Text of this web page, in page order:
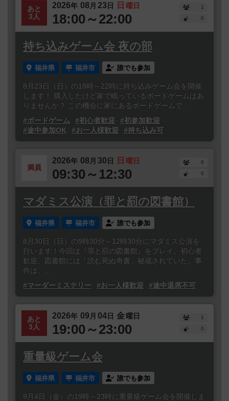
あと
3人
2026年 08 月 23日 日 曜日
18:00～22:00
1
0
持ち込みゲーム会 夜の部
福井県 福井市 誰でも参加
8月23日（日）の18時～22時に持ち込みゲーム会を開催
します！ 購入したけど家で眠っているボードゲームはあ
りませんか？ この機会に家にあるボードゲームで...
#ボードゲーム
#初心者歓迎
#初参加歓迎
#途中参加OK
#お一人様歓迎 #持ち込み可
満員
2026年 08 月 30日 日 曜日
09:30～12:30
6
0
マダミス公演（罪と罰の図書館）
福井県 福井市 誰でも参加
8月30日（日）の9時30分～12時30分にマダミス公演を
行います！今回は『罪と罰の図書館』をプレイ。初心者
歓迎。図書館には「読む死ぬ奇書」秘蔵されていた。事
件は、...
#マーダーミステリー
#お一人様歓迎 #途中退席不可
あと
3人
2026年 09 月 04日 金曜日
19:00～23:00
1
0
重量級ゲーム会
福井県 福井市 誰でも参加
9月4日（金）の19時～23時に重量級ゲーム会を開催しま